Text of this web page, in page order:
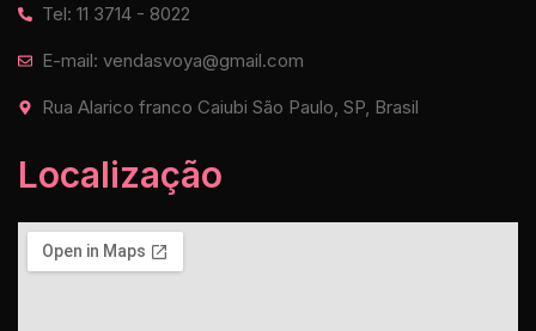
Tel: 11 3714 - 8022
E-mail: vendasvoya@gmail.com
Rua Alarico franco Caiubi São Paulo, SP, Brasil
Localização